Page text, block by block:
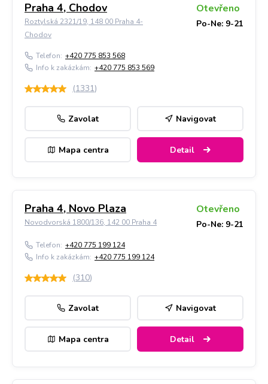
Praha 4, Chodov
Roztylská 2321/19, 148 00 Praha 4-
Chodov
Otevřeno
Po-Ne: 9-21
Telefon: +420 775 853 568
Info k zakázkám: +420 775 853 569
(1331)
Zavolat Navigovat
Mapa centra Detail
Praha 4, Novo Plaza
Novodvorská 1800/136, 142 00 Praha 4
Otevřeno
Po-Ne: 9-21
Telefon: +420 775 199 124
Info k zakázkám: +420 775 199 124
(310)
Zavolat Navigovat
Mapa centra Detail